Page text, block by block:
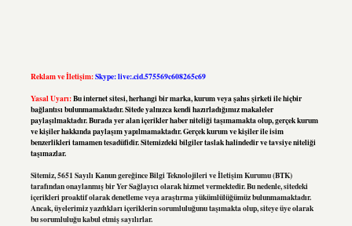
Reklam ve İletişim:Skype: live:.cid.575569c608265c69
Yasal Uyarı:Bu internet sitesi, herhangi bir marka, kurum veya şahıs şirketi ile hiçbir
bağlantısı bulunmamaktadır. Sitede yalnızca kendi hazırladığımız makaleler
paylaşılmaktadır. Burada yer alan içerikler haber niteliği taşımamakta olup, gerçek kurum
ve kişiler hakkında paylaşım yapılmamaktadır. Gerçek kurum ve kişiler ile isim
benzerlikleri tamamen tesadüfidir. Sitemizdeki bilgiler taslak halindedir ve tavsiye niteliği
taşımazlar.
Sitemiz, 5651 Sayılı Kanun gereğince Bilgi Teknolojileri ve İletişim Kurumu (BTK)
tarafından onaylanmış bir Yer Sağlayıcı olarak hizmet vermektedir. Bu nedenle, sitedeki
içerikleri proaktif olarak denetleme veya araştırma yükümlülüğümüz bulunmamaktadır.
Ancak, üyelerimiz yazdıkları içeriklerin sorumluluğunu taşımakta olup, siteye üye olarak
bu sorumluluğu kabul etmiş sayılırlar.